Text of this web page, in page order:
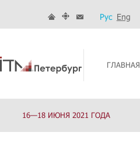
Рус Eng
ГЛАВНАЯ
16—18 ИЮНЯ 2021 ГОДА